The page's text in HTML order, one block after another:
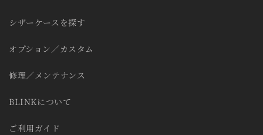
シザーケースを探す
オプション／カスタム
修理／メンテナンス
BLINKについて
ご利用ガイド